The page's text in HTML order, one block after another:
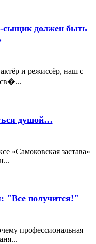
сыщик должен быть
и режиссёр, наш с
св�...
душой…
«Самоковская застава»
"Все получится!"
профессиональная